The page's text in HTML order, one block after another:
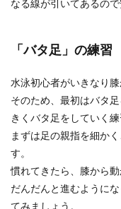
なる線が引いてあるので
「バタ足」の練習
水泳初心者がいきなり
そのため、最初はバタ
きくバタ足をしていく
まずは足の親指を細か
す。
慣れてきたら、膝から
だんだんと進むように
てみましょう。